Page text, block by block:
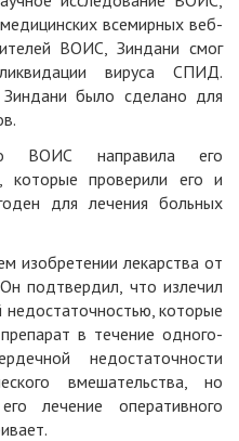
всемирных веб-
ВОИС, Зиндани смог
вируса СПИД.
было сделано для
ВОИС направила его
которые проверили его и
для лечения больных
изобретении лекарства от
подтвердил, что излечил
недостаточностью, которые
в течение одного-
недостаточности
вмешательства, но
лечение оперативного